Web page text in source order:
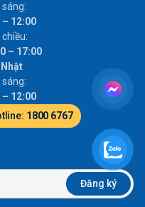
sáng:
– 12:00
chiều:
– 17:00
sáng:
– 12:00
1800 6767
Đăng ký